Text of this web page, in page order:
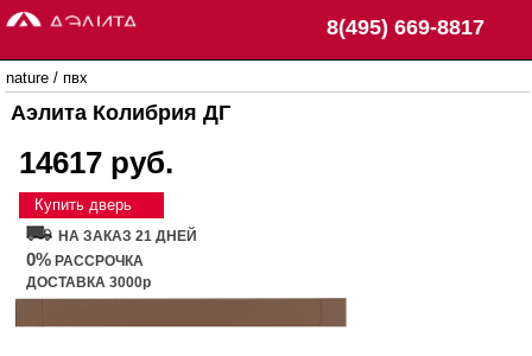
8(495) 669-8817
nature / пвх
Аэлита Колибрия ДГ
14617 руб.
Купить дверь
НА ЗАКАЗ 21 ДНЕЙ
0% РАССРОЧКА
ДОСТАВКА 3000р